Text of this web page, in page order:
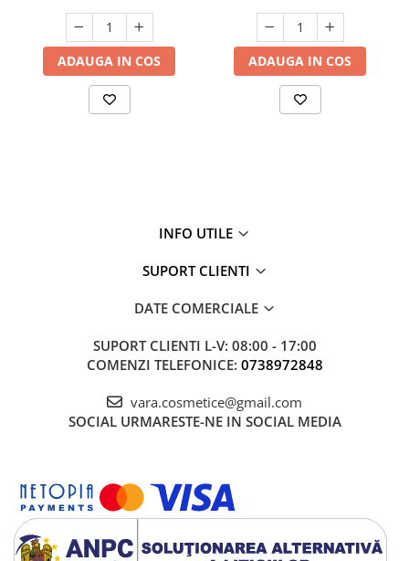
ADAUGA IN COS ADAUGA IN COS
INFO UTILE
SUPORT CLIENTI
DATE COMERCIALE
SUPORT CLIENTI L-V: 08:00 - 17:00
COMENZI TELEFONICE: 0738972848
vara.cosmetice@gmail.com
SOCIAL URMARESTE-NE IN SOCIAL MEDIA